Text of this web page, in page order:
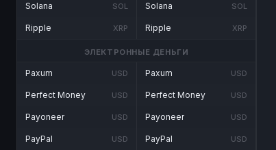
Solana SOL
Ripple XRP
Solana SOL
Ripple XRP
ЭЛЕКТРОННЫЕ ДЕНЬГИ
Paxum USD
Perfect Money USD
Payoneer USD
PayPal USD
Paxum USD
Perfect Money USD
Payoneer USD
PayPal USD